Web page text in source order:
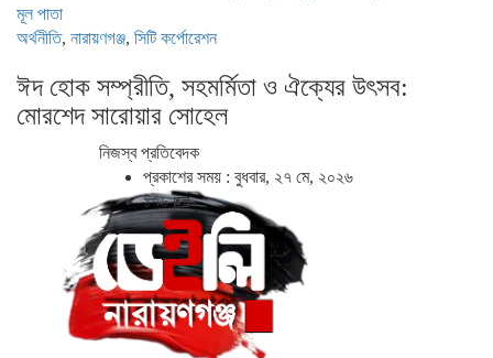
মূল পাতা
অর্থনীতি, নারায়ণগঞ্জ, সিটি কর্পোরেশন
ঈদ হোক সম্প্রীতি, সহমর্মিতা ও ঐক্যের উৎসব:
মোরশেদ সারোয়ার সোহেল
নিজস্ব প্রতিবেদক
প্রকাশের সময় : বুধবার, ২৭ মে, ২০২৬
১৭৬ 🪪